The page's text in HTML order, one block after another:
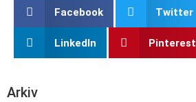
Facebook Twitter
LinkedIn Pinterest
Arkiv